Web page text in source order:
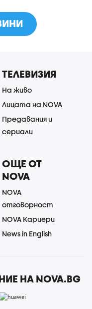
ТЕЛЕВИЗИЯ
На живо
Лицата на NOVA
Предавания и
сериали
ОЩЕ ОТ
NOVA
NOVA
отговорност
NOVA Кариери
News in English
НА NOVA.BG